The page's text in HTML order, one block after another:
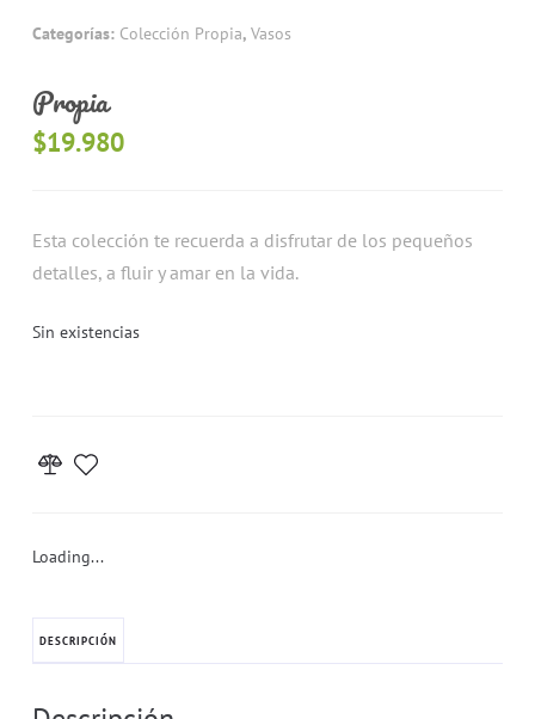
Categorías: Colección Propia, Vasos
Propia
$19.980
Esta colección te recuerda a disfrutar de los pequeños
detalles, a fluir y amar en la vida.
Sin existencias
Loading...
DESCRIPCIÓN